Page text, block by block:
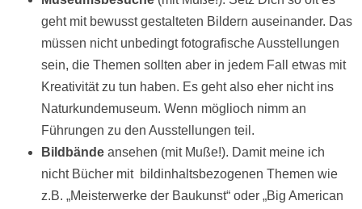
geht mit bewusst gestalteten Bildern auseinander. Das
müssen nicht unbedingt fotografische Ausstellungen
sein, die Themen sollten aber in jedem Fall etwas mit
Kreativität zu tun haben. Es geht also eher nicht ins
Naturkundemuseum. Wenn möglioch nimm an
Führungen zu den Ausstellungen teil.
Bildbände ansehen (mit Muße!). Damit meine ich
nicht Bücher mit bildinhaltsbezogenen Themen wie
z.B. „Meisterwerke der Baukunst“ oder „Big American